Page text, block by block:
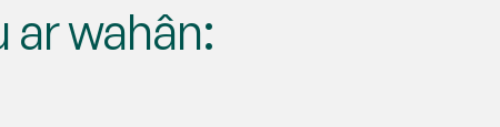
ar wahân: